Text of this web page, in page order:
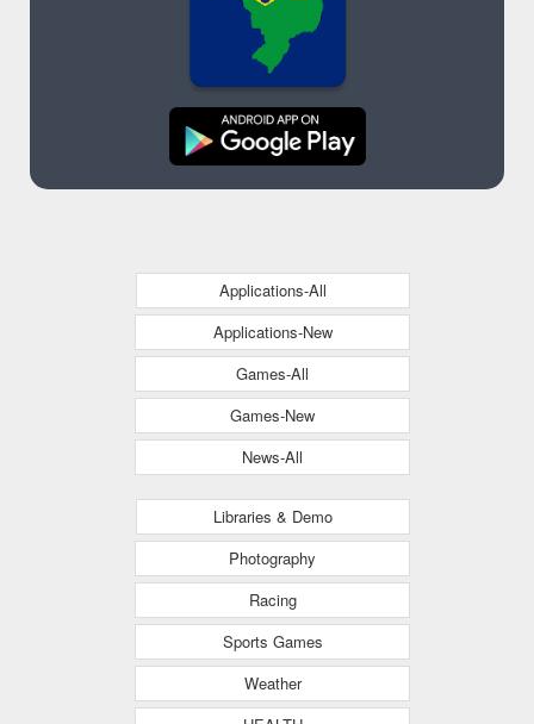
Applications-All
Applications-New
Games-All
Games-New
News-All
Libraries & Demo
Photography
Racing
Sports Games
Weather